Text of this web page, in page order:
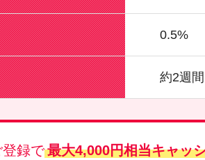
0.5%
約2週間
録で最大4,000円相当キャッ